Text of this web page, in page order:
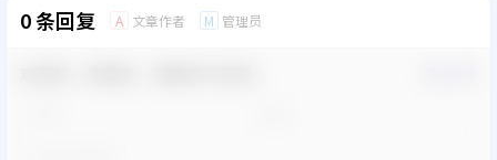
0 条回复 A 文章作者 M 管理员